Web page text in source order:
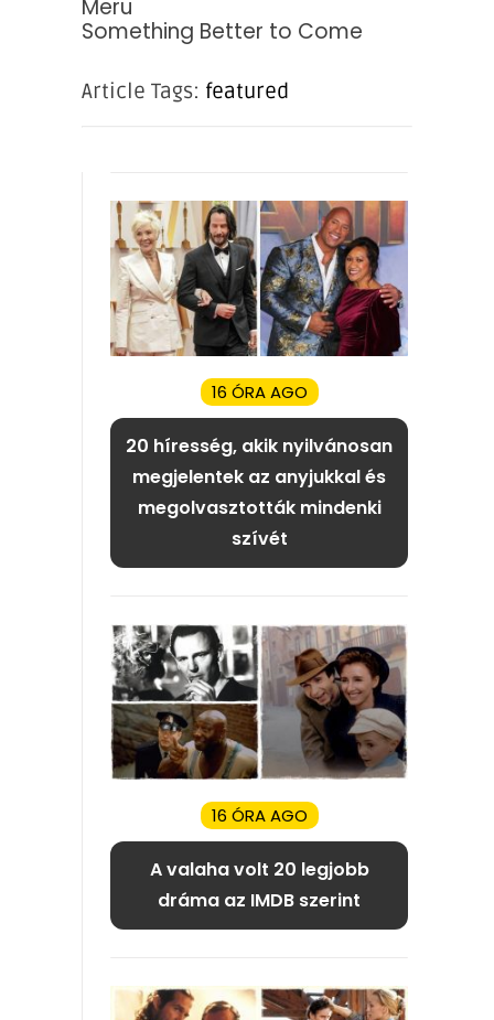
Meru
Something Better to Come
Article Tags: featured
16 ÓRA AGO
20 híresség, akik nyilvánosan
megjelentek az anyjukkal és
megolvasztották mindenki
szívét
16 ÓRA AGO
A valaha volt 20 legjobb
dráma az IMDB szerint